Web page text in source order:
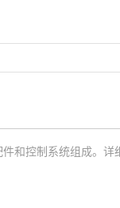
和控制系统组成。